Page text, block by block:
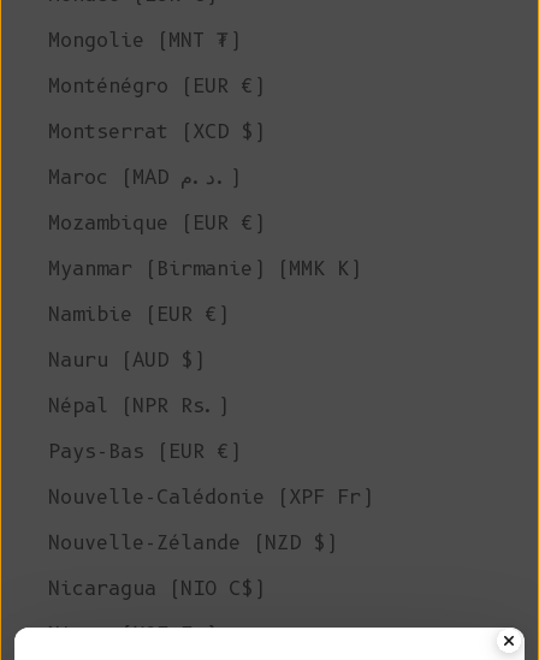
Mongolie (MNT ₮)
Monténégro (EUR €)
Montserrat (XCD $)
Maroc (MAD د.م.)
Mozambique (EUR €)
Myanmar (Birmanie) (MMK K)
Namibie (EUR €)
Nauru (AUD $)
Népal (NPR Rs.)
Pays-Bas (EUR €)
Nouvelle-Calédonie (XPF Fr)
Nouvelle-Zélande (NZD $)
Nicaragua (NIO C$)
Niger (XOF Fr)